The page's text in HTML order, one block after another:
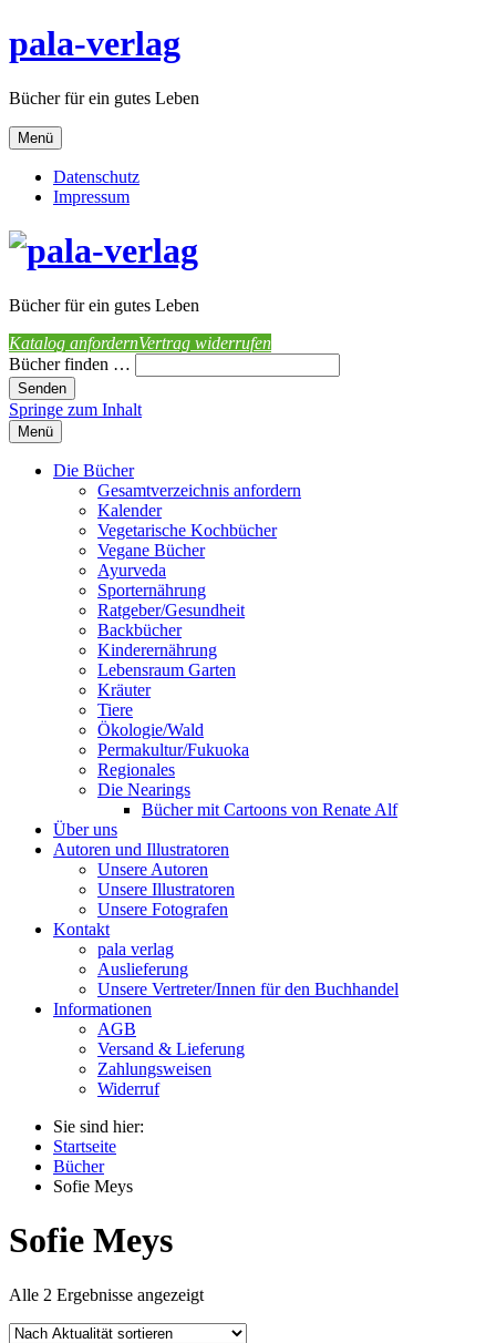
pala-verlag
Bücher für ein gutes Leben
Menü
Datenschutz
Impressum
Bücher für ein gutes Leben
Katalog anfordernVertrag widerrufen
Bücher finden …
Springe zum Inhalt
Menü
Die Bücher
Gesamtverzeichnis anfordern
Kalender
Vegetarische Kochbücher
Vegane Bücher
Ayurveda
Sporternährung
Ratgeber/Gesundheit
Backbücher
Kinderernährung
Lebensraum Garten
Kräuter
Tiere
Ökologie/Wald
Permakultur/Fukuoka
Regionales
Die Nearings
Bücher mit Cartoons von Renate Alf
Über uns
Autoren und Illustratoren
Unsere Autoren
Unsere Illustratoren
Unsere Fotografen
Kontakt
pala verlag
Auslieferung
Unsere Vertreter/Innen für den Buchhandel
Informationen
AGB
Versand & Lieferung
Zahlungsweisen
Widerruf
Sie sind hier:
Startseite
Bücher
Sofie Meys
Sofie Meys
Alle 2 Ergebnisse angezeigt